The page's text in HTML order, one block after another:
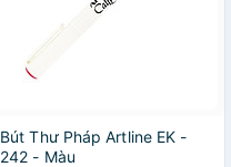
Bút Thư Pháp Artline EK -
242 - Màu